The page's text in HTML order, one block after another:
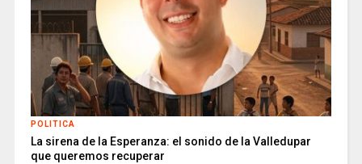
POLITICA
La sirena de la Esperanza: el sonido de la Valledupar
que queremos recuperar